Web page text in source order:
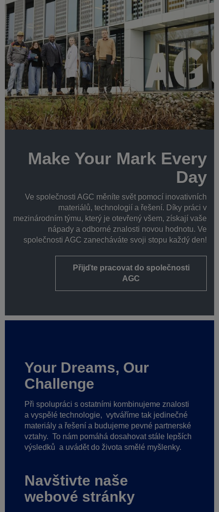
Make Your Mark Every
Day
Ve společnosti AGC měníte svět pomocí inovativních
materiálů, technologií a řešení. Díky práci v
mezinárodním týmu, který je otevřený všem, získají vaše
nápady a odborné znalosti novou hodnotu. Ve
společnosti AGC zanecháváte svoji stopu každý den!
Přijďte pracovat do společnosti
AGC
Your Dreams, Our
Challenge
Při spolupráci s ostatními kombinujeme znalosti
a vyspělé technologie, vytváříme tak jedinečné
materiály a řešení a budujeme pevné partnerské
vztahy. To nám pomáhá dosahovat stále lepších
výsledků a uvádět do života smělé myšlenky.
Navštivte naše
webové stránky